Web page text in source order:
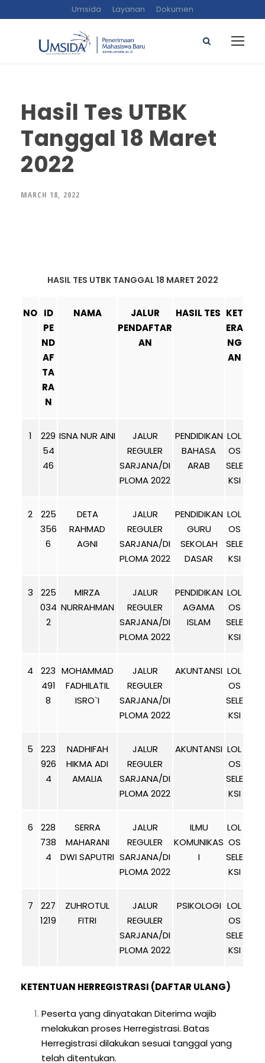
Umsida Layanan Dokumen
Hasil Tes UTBK
Tanggal 18 Maret
2022
MARCH 18, 2022
HASIL TES UTBK TANGGAL 18 MARET 2022
NO ID
PE
ND
AF
TA
RA
N
NAMA
JALUR
PENDAFTAR
AN
HASIL TES KET
ERA
NG
AN
1
229
54
46
ISNA NUR AINI
JALUR
REGULER
SARJANA/DI
PLOMA 2022
PENDIDIKAN
BAHASA
ARAB
LOL
OS
SELE
KSI
2
225
356
6
DETA
RAHMAD
AGNI
JALUR
REGULER
SARJANA/DI
PLOMA 2022
PENDIDIKAN
GURU
SEKOLAH
DASAR
LOL
OS
SELE
KSI
3
225
034
2
MIRZA
NURRAHMAN
JALUR
REGULER
SARJANA/DI
PLOMA 2022
PENDIDIKAN
AGAMA
ISLAM
LOL
OS
SELE
KSI
4
223
491
8
MOHAMMAD
FADHILATIL
ISRO`I
JALUR
REGULER
SARJANA/DI
PLOMA 2022
AKUNTANSI LOL
OS
SELE
KSI
5
223
926
4
NADHIFAH
HIKMA ADI
AMALIA
JALUR
REGULER
SARJANA/DI
PLOMA 2022
AKUNTANSI LOL
OS
SELE
KSI
6
228
738
4
SERRA
MAHARANI
DWI SAPUTRI
JALUR
REGULER
SARJANA/DI
PLOMA 2022
ILMU
KOMUNIKAS
I
LOL
OS
SELE
KSI
7
227
1219
ZUHROTUL
FITRI
JALUR
REGULER
SARJANA/DI
PLOMA 2022
PSIKOLOGI LOL
OS
SELE
KSI
KETENTUAN HERREGISTRASI (DAFTAR ULANG)
Peserta yang dinyatakan Diterima wajib
melakukan proses Herregistrasi. Batas
Herregistrasi dilakukan sesuai tanggal yang
telah ditentukan.